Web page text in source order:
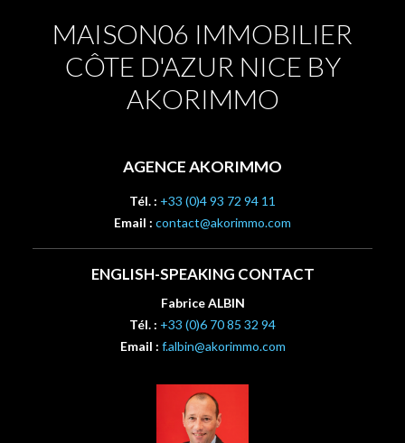
MAISON06 IMMOBILIER
CÔTE D'AZUR NICE BY
AKORIMMO
AGENCE AKORIMMO
Tél. : +33 (0)4 93 72 94 11
Email : contact@akorimmo.com
ENGLISH-SPEAKING CONTACT
Fabrice ALBIN
Tél. : +33 (0)6 70 85 32 94
Email : f.albin@akorimmo.com